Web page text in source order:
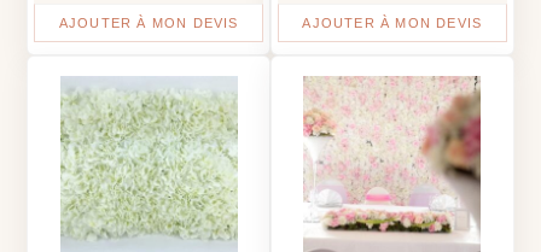
AJOUTER À MON DEVIS AJOUTER À MON DEVIS